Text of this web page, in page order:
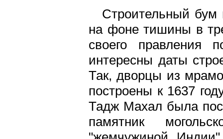
Строительный
на фоне тишины в
своего правления
интересны даты
Так, дворцы из
построены к 1637
Тадж Махал была
памятник